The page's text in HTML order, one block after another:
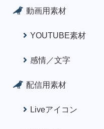
動画用素材
YOUTUBE素材
感情／文字
配信用素材
Liveアイコン